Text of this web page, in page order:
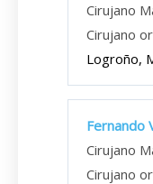
Cirujano
Cirujano
Logroño,
Fernando
Cirujano
Cirujano